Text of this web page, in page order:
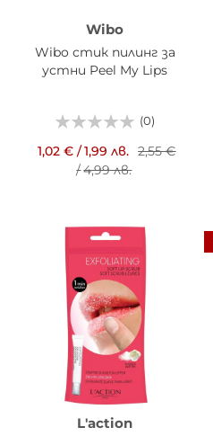
Wibo
Wibo стик пилинг за
устни Peel My Lips
(0)
1,02 € /1,99 лв. 2,55 €
/4,99 лв.
L'action